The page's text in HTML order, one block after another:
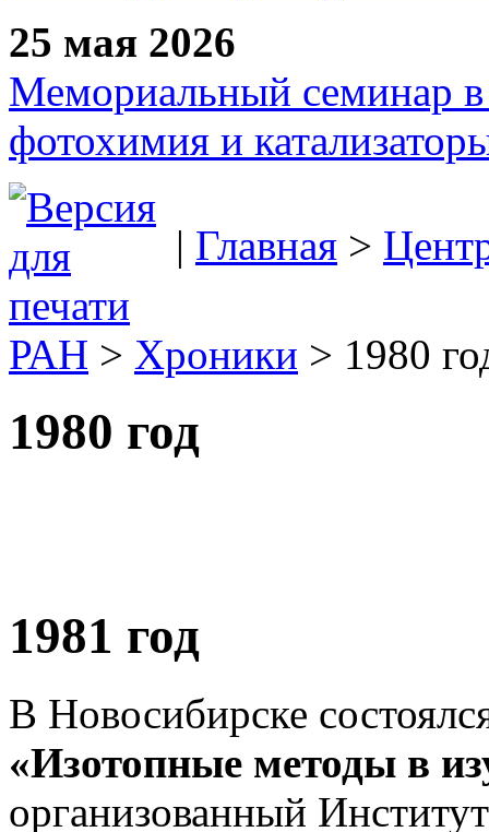
25 мая 2026
Мемориальный семинар в
фотохимия и
| Главная >
РАН > Хроники > 1980
1980 год
1981 год
В Новосибирске
«Изотопные методы в
организованный